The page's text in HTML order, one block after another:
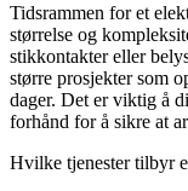
Tidsrammen for et
størrelse og
stikkontakter eller
større prosjekter som
dager. Det er viktig å
forhånd for å sikre at
Hvilke tjenester tilbyr